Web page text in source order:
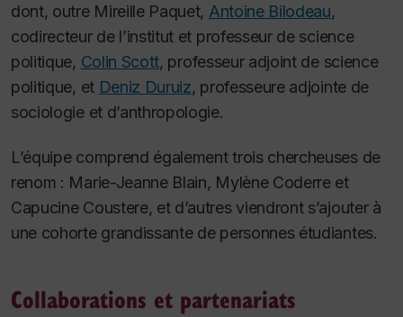
dont, outre Mireille Paquet, Antoine Bilodeau,
codirecteur de l’institut et professeur de science
politique, Colin Scott, professeur adjoint de science
politique, et Deniz Duruiz, professeure adjointe de
sociologie et d’anthropologie.
L’équipe comprend également trois chercheuses de
renom : Marie-Jeanne Blain, Mylène Coderre et
Capucine Coustere, et d’autres viendront s’ajouter à
une cohorte grandissante de personnes étudiantes.
Collaborations et partenariats